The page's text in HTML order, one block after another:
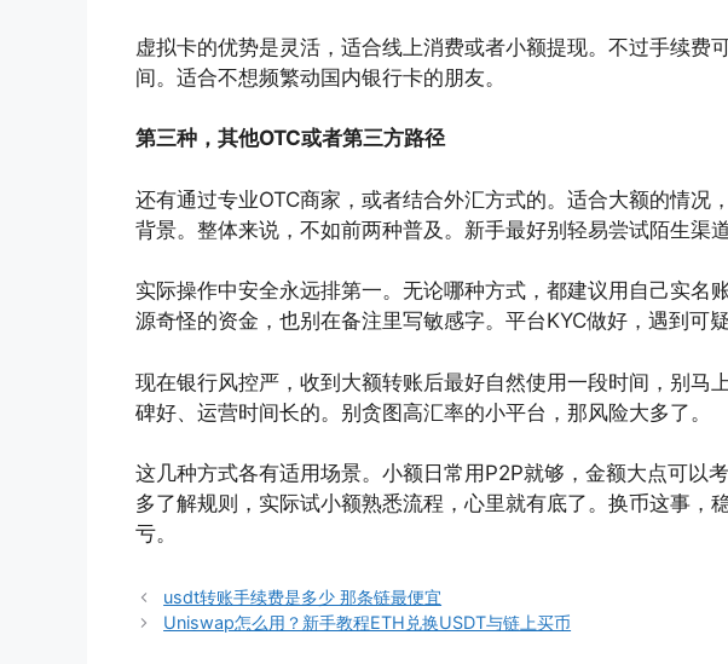
虚拟卡的优势是灵活，适合线上消费或者小额提现。不过手续费
间。适合不想频繁动国内银行卡的朋友。
第三种，其他OTC或者第三方路径
还有通过专业OTC商家，或者结合外汇方式的。适合大额的情况
背景。整体来说，不如前两种普及。新手最好别轻易尝试陌生渠
实际操作中安全永远排第一。无论哪种方式，都建议用自己实名
源奇怪的资金，也别在备注里写敏感字。平台KYC做好，遇到可
现在银行风控严，收到大额转账后最好自然使用一段时间，别马
碑好、运营时间长的。别贪图高汇率的小平台，那风险大多了。
这几种方式各有适用场景。小额日常用P2P就够，金额大点可以
多了解规则，实际试小额熟悉流程，心里就有底了。换币这事，
亏。
usdt转账手续费是多少 那条链最便宜
Uniswap怎么用？新手教程ETH兑换USDT与链上买币